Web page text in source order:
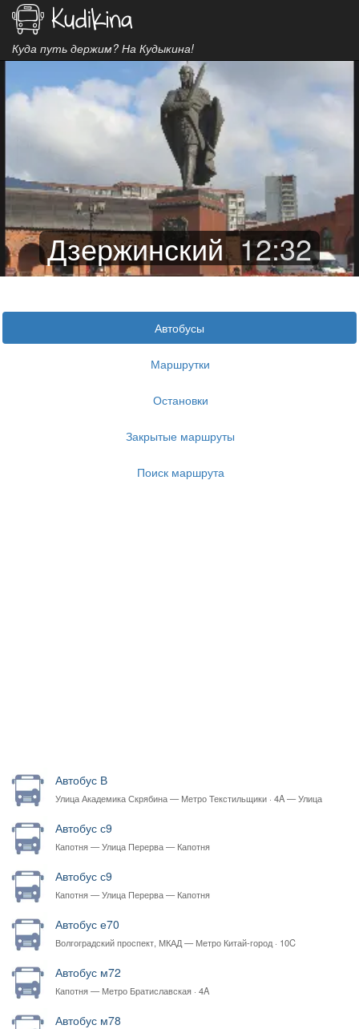
Куда путь держим? На Кудыкина!
Дзержинский 12:32
Автобусы
Маршрутки
Остановки
Закрытые маршруты
Поиск маршрута
Автобус В
Улица Академика Скрябина — Метро Текстильщики · 4A — Улица
Автобус с9
Капотня — Улица Перерва — Капотня
Автобус с9
Капотня — Улица Перерва — Капотня
Автобус е70
Волгоградский проспект, МКАД — Метро Китай-город · 10C
Автобус м72
Капотня — Метро Братиславская · 4A
Автобус м78